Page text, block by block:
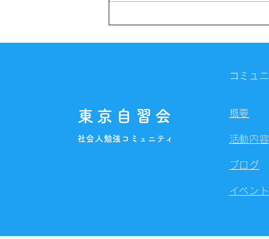
東京自習会
社会人勉強コミュニティ
コミュ
概要
活動内容
ブログ
イベント